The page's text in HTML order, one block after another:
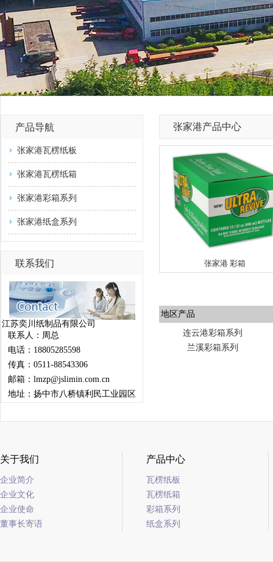
产品导航
张家港瓦楞纸板
张家港瓦楞纸箱
张家港彩箱系列
张家港纸盒系列
联系我们
江苏奕川纸制品有限公司
联系人：周总
电话：18805285598
传真：0511-88543306
邮箱：lmzp@jslimin.com.cn
地址：扬中市八桥镇利民工业园区
张家港产品中心
张家港 彩箱
地区产品
连云港彩箱系列
兰溪彩箱系列
关于我们
企业简介
企业文化
企业使命
董事长寄语
产品中心
瓦楞纸板
瓦楞纸箱
彩箱系列
纸盒系列